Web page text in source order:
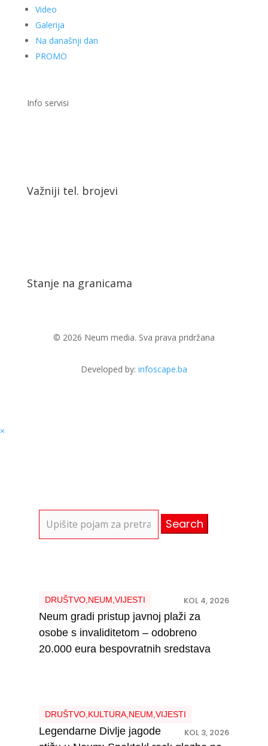
Video
Galerija
Na današnji dan
PROMO
Info servisi
Važniji tel. brojevi
Stanje na granicama
© 2026 Neum media. Sva prava pridržana
Developed by: infoscape.ba
×
for:
DRUŠTVO, NEUM VIJESTI KOL 4, 2026
Neum gradi pristup javnoj plaži za
osobe s invaliditetom – odobreno
20.000 eura bespovratnih sredstava
DRUŠTVO, KULTURA, NEUM VIJESTI
KOL 3, 2026
Legendarne Divlje jagode